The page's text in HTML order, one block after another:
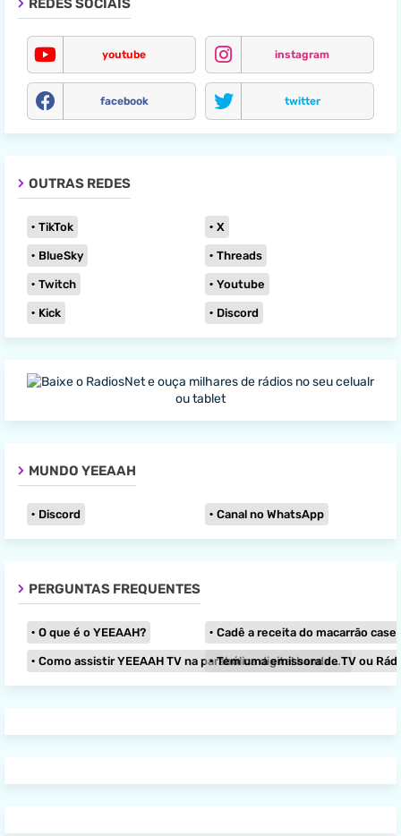
REDES SOCIAIS
youtube instagram
facebook twitter
OUTRAS REDES
TikTok X
BlueSky Threads
Twitch Youtube
Kick Discord
MUNDO YEEAAH
Discord Canal no WhatsApp
PERGUNTAS FREQUENTES
O que é o YEEAAH? Cadê a receita do macarrão caseiro
Como assistir YEEAAH TV na parabólica digital banda KU?
Tem uma emissora de TV ou Rádio